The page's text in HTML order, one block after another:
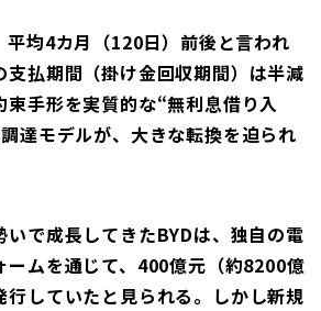
均4カ月（120日）前後と言われ
支払期間（掛け金回収期間）は半減
束手形を実質的な“無利息借り入
達モデルが、大きな転換を迫られ
で成長してきたBYDは、独自の電
ームを通じて、400億元（約8200億
行していたと見られる。しかし新規